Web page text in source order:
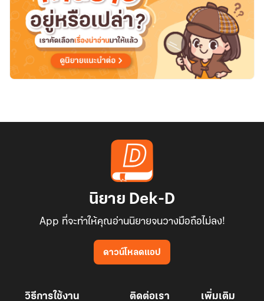
นางเอก
โอ
ก้า
สาย
ดาร์
นิยาย Dek-D
App ที่จะทำให้คุณอ่านนิยายจนวางมือถือไม่ลง!
ดาวน์โหลดแอป
วิธีการใช้งาน ติดต่อเรา เพิ่มเติม